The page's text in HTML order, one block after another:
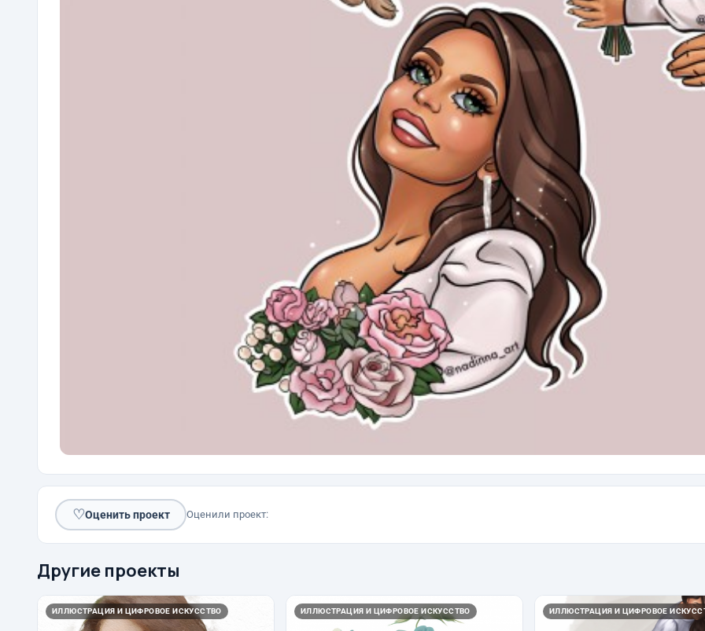
♡Оценить проект Оценили проект:
Другие проекты
ИЛЛЮСТРАЦИЯ И ЦИФРОВОЕ ИСКУССТВО ИЛЛЮСТРАЦИЯ И ЦИФРОВОЕ ИСКУССТВО ИЛЛЮСТРАЦИЯ И ЦИФРОВОЕ